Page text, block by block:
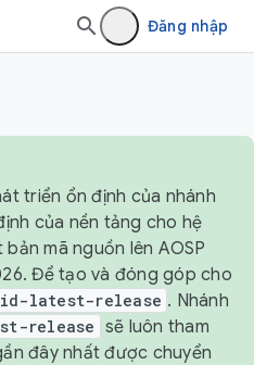
Đăng nhập
triển ổn định của nhánh
của nền tảng cho hệ
mã nguồn lên AOSP
Để tạo và đóng góp cho
latest-release . Nhánh
release sẽ luôn tham
đây nhất được chuyển